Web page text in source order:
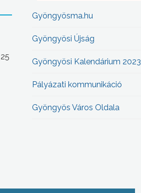
Gyöngyösma.hu
Gyöngyösi Újság
Gyöngyösi Kalendárium 2023
Pályázati kommunikáció
Gyöngyös Város Oldala